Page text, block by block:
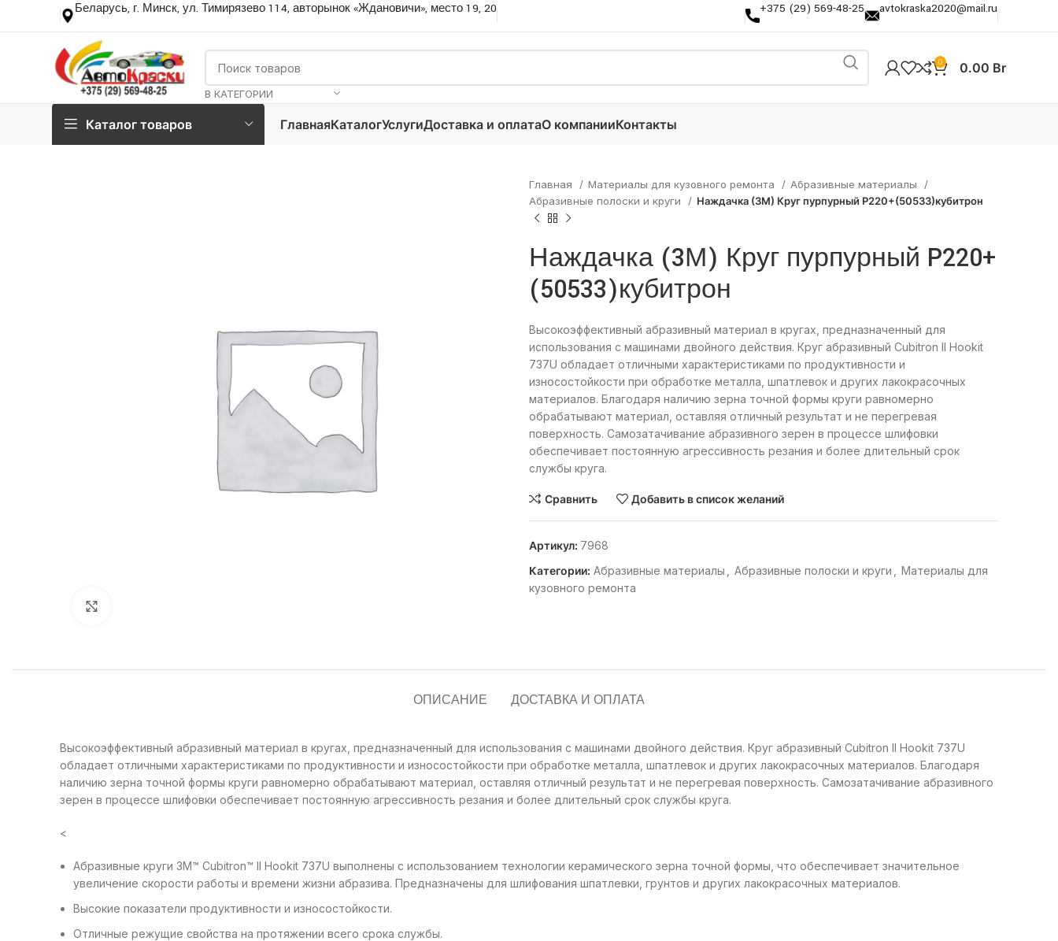
Беларусь, г. Минск, ул. Тимирязево 114, авторынок «Ждановичи», место 19, 20 +375 (29) 569-48-25 avtokraska2020@mail.ru
В КАТЕГОРИИ
0 0.00 Br
Каталог товаров ГлавнаяКаталогУслугиДоставка и оплатаО компанииКонтакты
Главная Материалы для кузовного ремонта
Абразивные материалы
Абразивные полоски и круги
Наждачка (3М) Круг пурпурный P220+(50533)кубитрон
Наждачка (3М) Круг пурпурный P220+
(50533)кубитрон
Высокоэффективный абразивный материал в кругах, предназначенный для
использования с машинами двойного действия. Круг абразивный Cubitron II Hookit
737U обладает отличными характеристиками по продуктивности и
износостойкости при обработке металла, шпатлевок и других лакокрасочных
материалов. Благодаря наличию зерна точной формы круги равномерно
обрабатывают материал, оставляя отличный результат и не перегревая
поверхность. Самозатачивание абразивного зерен в процессе шлифовки
обеспечивает постоянную агрессивность резания и более длительный срок
службы круга.
Сравнить Добавить в список желаний
Артикул: 7968
Категории: Абразивные материалы Абразивные полоски и круги
Материалы для
кузовного ремонта
ОПИСАНИЕ ДОСТАВКА И ОПЛАТА
Высокоэффективный абразивный материал в кругах, предназначенный для использования с машинами двойного действия. Круг абразивный Cubitron II Hookit 737U
обладает отличными характеристиками по продуктивности и износостойкости при обработке металла, шпатлевок и других лакокрасочных материалов. Благодаря
наличию зерна точной формы круги равномерно обрабатывают материал, оставляя отличный результат и не перегревая поверхность. Самозатачивание абразивного
зерен в процессе шлифовки обеспечивает постоянную агрессивность резания и более длительный срок службы круга.
<
Абразивные круги 3M™ Cubitron™ II Hookit 737U выполнены с использованием технологии керамического зерна точной формы, что обеспечивает значительное
увеличение скорости работы и времени жизни абразива. Предназначены для шлифования шпатлевки, грунтов и других лакокрасочных материалов.
Высокие показатели продуктивности и износостойкости.
Отличные режущие свойства на протяжении всего срока службы.